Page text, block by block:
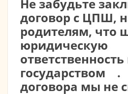
Не забудьте
договор с ЦПШ,
родителям, что
юридическую
государством
договора мы не